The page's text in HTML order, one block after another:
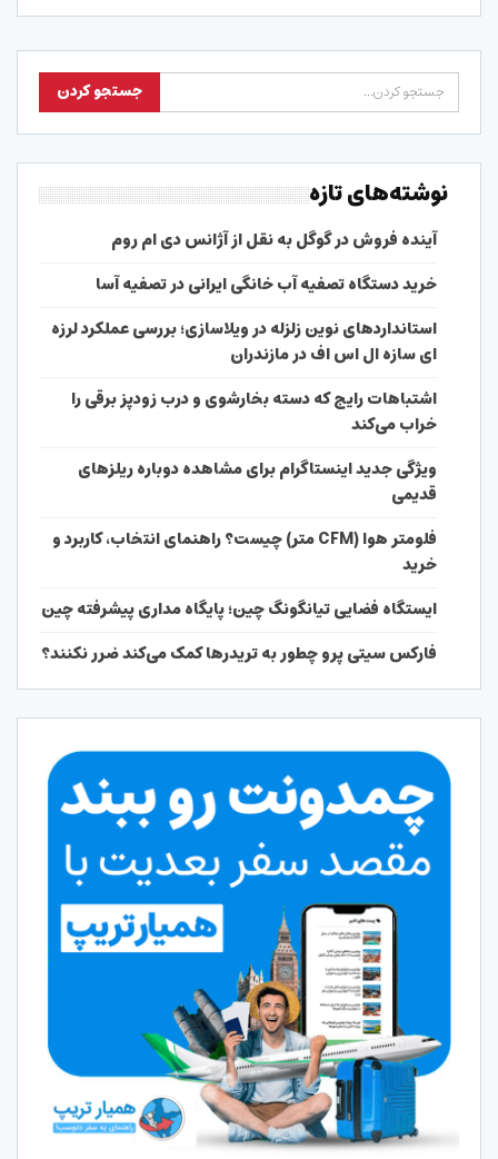
نوشته‌های تازه
آینده فروش در گوگل به نقل از آژانس دی ام روم
خرید دستگاه تصفیه آب خانگی ایرانی در تصفیه آسا
استانداردهای نوین زلزله در ویلاسازی؛ بررسی عملکرد لرزه
ای سازه ال اس اف در مازندران
اشتباهات رایج که دسته بخارشوی و درب زودپز برقی را
خراب می‌کند
ویژگی جدید اینستاگرام برای مشاهده دوباره ریلزهای
قدیمی
فلومتر هوا (CFM متر) چیست؟ راهنمای انتخاب، کاربرد و
خرید
ایستگاه فضایی تیانگونگ چین؛ پایگاه مداری پیشرفته چین
فارکس سیتی پرو چطور به تریدرها کمک می‌کند ضرر نکنند؟